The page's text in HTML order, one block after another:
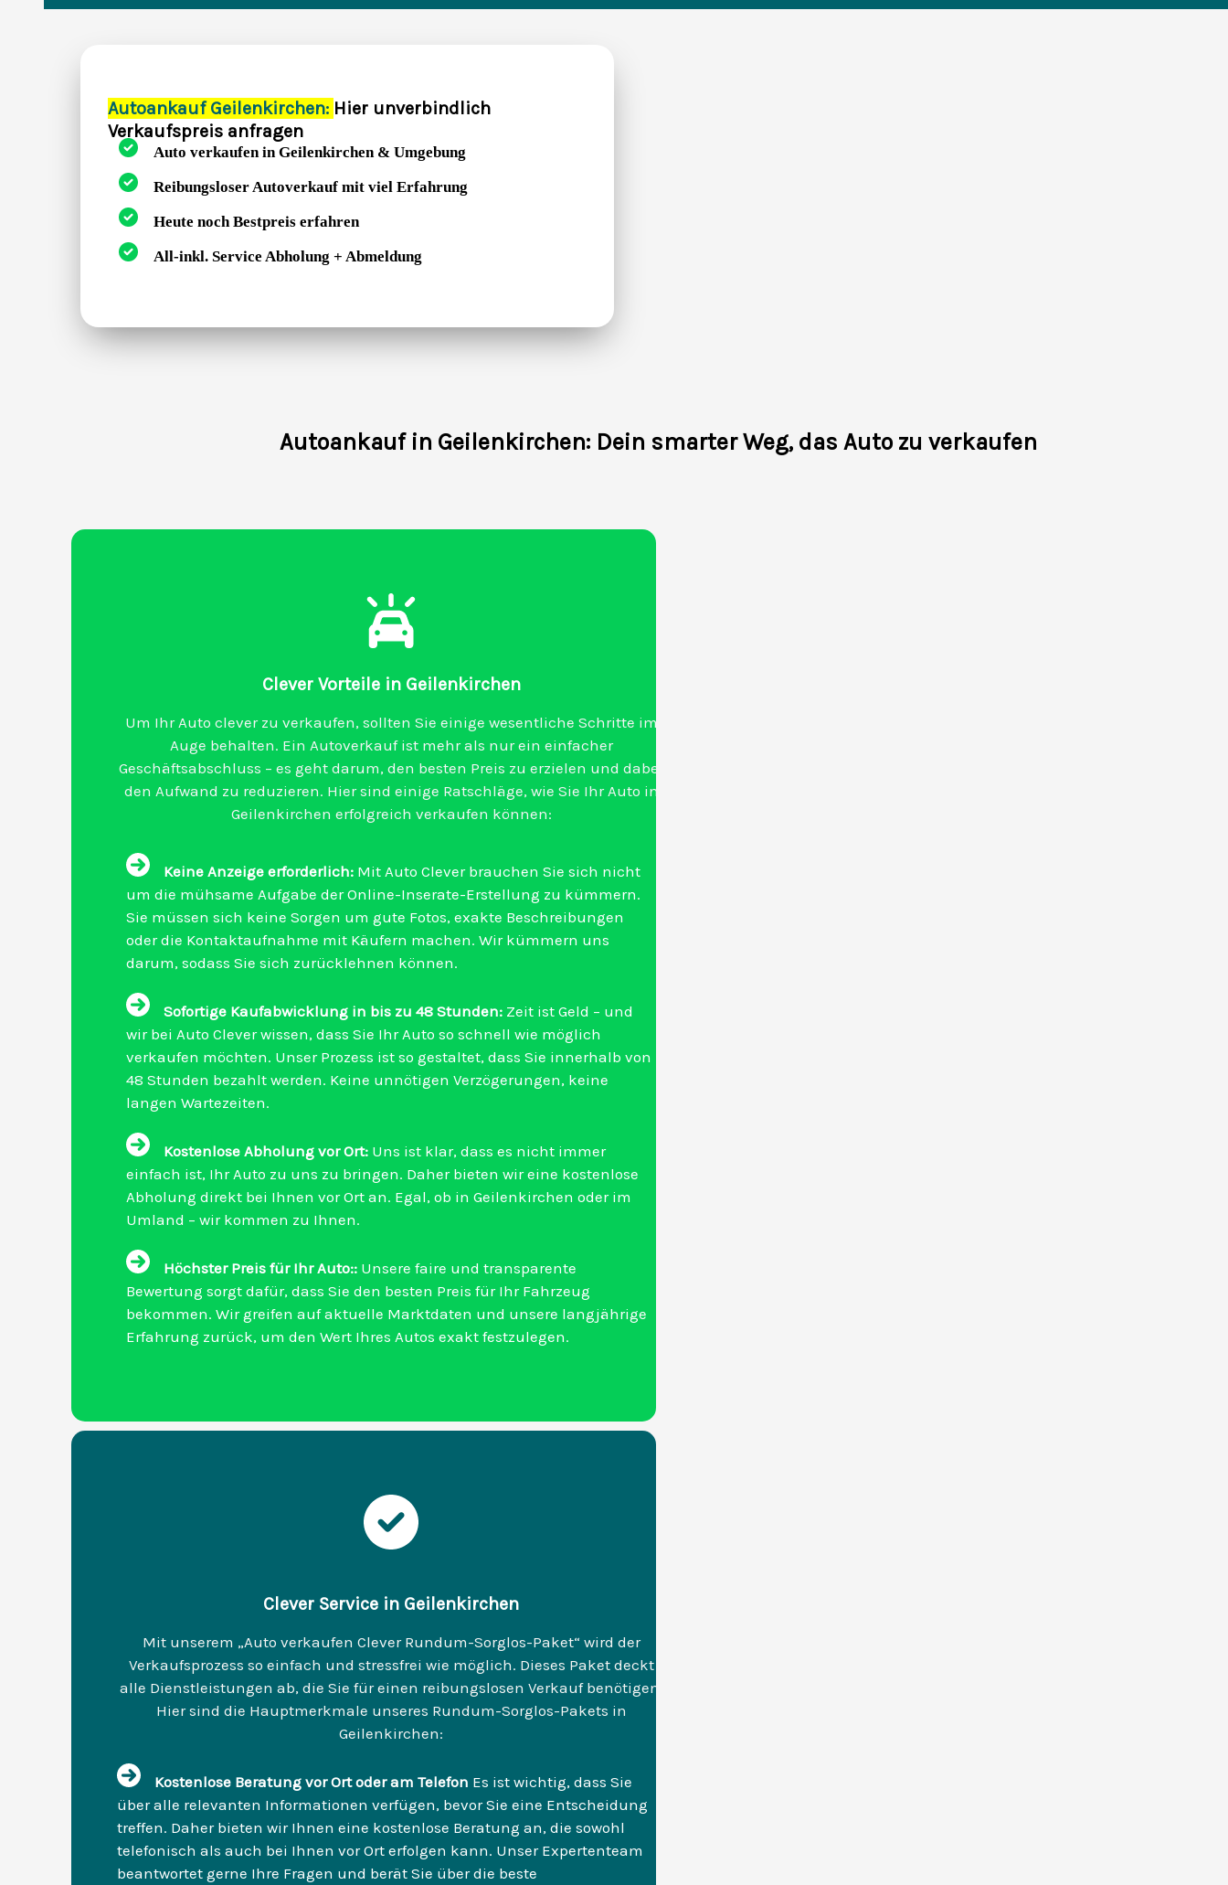
Autoankauf Geilenkirchen: Hier unverbindlich
Verkaufspreis anfragen
Auto verkaufen in Geilenkirchen & Umgebung
Reibungsloser Autoverkauf mit viel Erfahrung
Heute noch Bestpreis erfahren
All-inkl. Service Abholung + Abmeldung
Autoankauf in Geilenkirchen: Dein smarter Weg, das Auto zu verkaufen
Clever Vorteile in Geilenkirchen
Um Ihr Auto clever zu verkaufen, sollten Sie einige wesentliche Schritte im
Auge behalten. Ein Autoverkauf ist mehr als nur ein einfacher
Geschäftsabschluss – es geht darum, den besten Preis zu erzielen und dabei
den Aufwand zu reduzieren. Hier sind einige Ratschläge, wie Sie Ihr Auto in
Geilenkirchen erfolgreich verkaufen können:
Keine Anzeige erforderlich: Mit Auto Clever brauchen Sie sich nicht
um die mühsame Aufgabe der Online-Inserate-Erstellung zu kümmern.
Sie müssen sich keine Sorgen um gute Fotos, exakte Beschreibungen
oder die Kontaktaufnahme mit Käufern machen. Wir kümmern uns
darum, sodass Sie sich zurücklehnen können.
Sofortige Kaufabwicklung in bis zu 48 Stunden: Zeit ist Geld – und
wir bei Auto Clever wissen, dass Sie Ihr Auto so schnell wie möglich
verkaufen möchten. Unser Prozess ist so gestaltet, dass Sie innerhalb von
48 Stunden bezahlt werden. Keine unnötigen Verzögerungen, keine
langen Wartezeiten.
Kostenlose Abholung vor Ort: Uns ist klar, dass es nicht immer
einfach ist, Ihr Auto zu uns zu bringen. Daher bieten wir eine kostenlose
Abholung direkt bei Ihnen vor Ort an. Egal, ob in Geilenkirchen oder im
Umland – wir kommen zu Ihnen.
Höchster Preis für Ihr Auto:: Unsere faire und transparente
Bewertung sorgt dafür, dass Sie den besten Preis für Ihr Fahrzeug
bekommen. Wir greifen auf aktuelle Marktdaten und unsere langjährige
Erfahrung zurück, um den Wert Ihres Autos exakt festzulegen.
Clever Service in Geilenkirchen
Mit unserem „Auto verkaufen Clever Rundum-Sorglos-Paket“ wird der
Verkaufsprozess so einfach und stressfrei wie möglich. Dieses Paket deckt
alle Dienstleistungen ab, die Sie für einen reibungslosen Verkauf benötigen.
Hier sind die Hauptmerkmale unseres Rundum-Sorglos-Pakets in
Geilenkirchen:
Kostenlose Beratung vor Ort oder am Telefon Es ist wichtig, dass Sie
über alle relevanten Informationen verfügen, bevor Sie eine Entscheidung
treffen. Daher bieten wir Ihnen eine kostenlose Beratung an, die sowohl
telefonisch als auch bei Ihnen vor Ort erfolgen kann. Unser Expertenteam
beantwortet gerne Ihre Fragen und berät Sie über die beste